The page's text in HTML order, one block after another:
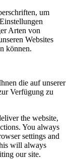
um
Arten von
Websites
können.
die auf unserer
Verfügung zu
the website,
You always
settings and
will always
our site.